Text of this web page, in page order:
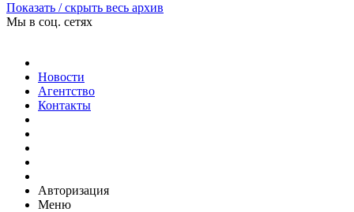
Показать / скрыть весь архив
Мы в соц. сетях
Новости
Агентство
Контакты
Авторизация
Меню